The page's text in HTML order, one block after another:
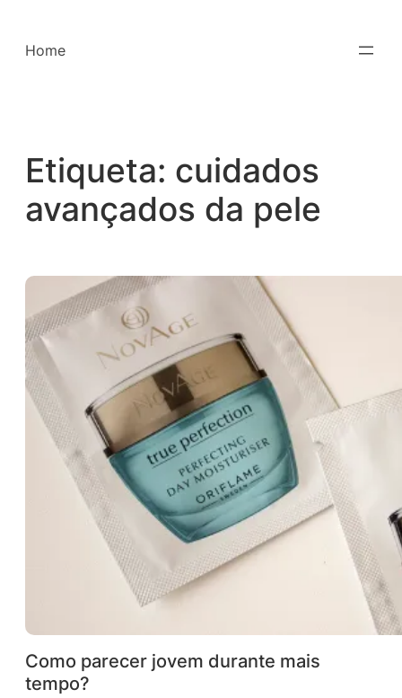
para
Home
Etiqueta: cuidados
avançados da pele
Como parecer jovem durante mais
tempo?